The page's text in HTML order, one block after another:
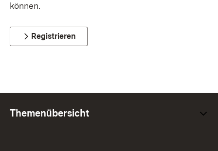
können.
Registrieren
Themenübersicht